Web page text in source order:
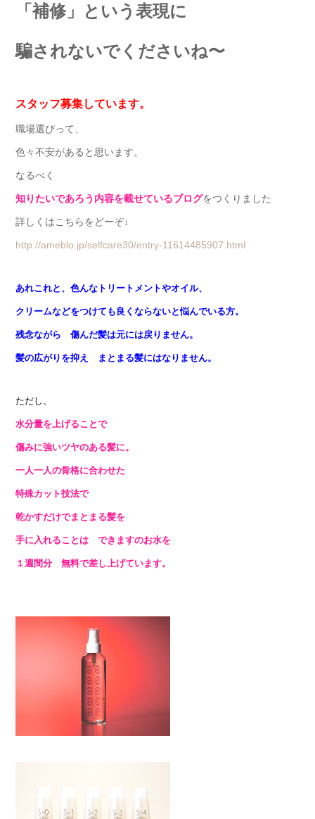
「補修」という表現に
騙されないでくださいね〜
スタッフ募集しています。
職場選びって、
色々不安があると思います。
なるべく
知りたいであろう内容を載せているブログをつくりました
詳しくはこちらをどーぞ↓
http://ameblo.jp/selfcare30/entry-11614485907.html
あれこれと、色んなトリートメントやオイル、
クリームなどをつけても良くならないと悩んでいる方。
残念ながら 傷んだ髪は元には戻りません。
髪の広がりを抑え まとまる髪にはなりません。
ただし、
水分量を上げることで
傷みに強いツヤのある髪に。
一人一人の骨格に合わせた
特殊カット技法で
乾かすだけでまとまる髪を
手に入れることは できますのお水を
１週間分 無料で差し上げています。